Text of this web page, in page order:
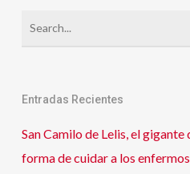
gracia
Entradas Recientes
San Camilo de Lelis, el
forma de cuidar a los enfermos